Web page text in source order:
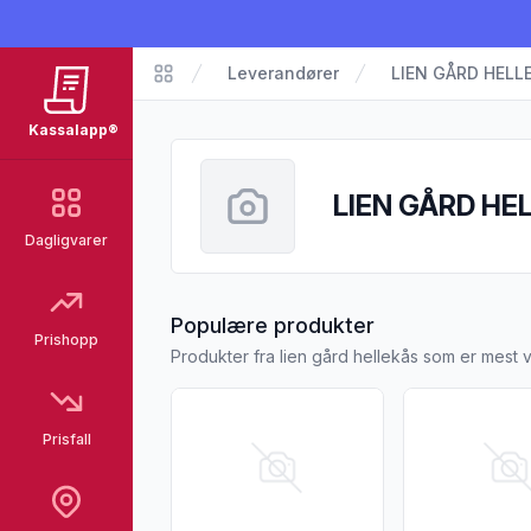
Kassalapp®
Dagligvarer
Prishopp
Prisfall
Kassalapp
Leverandører LIEN GÅRD
LIEN GÅRD
Populære produkterfra LIEN GÅRD
Produkter fra lien gård hellekås som er mest